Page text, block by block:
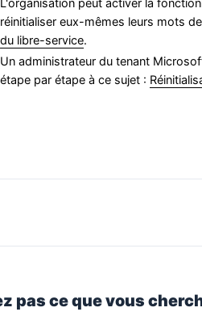
L'organisation peut activer la
réinitialiser eux-mêmes leurs mots
du libre-service.
Un administrateur du tenant
étape par étape à ce sujet :
pas ce que vous